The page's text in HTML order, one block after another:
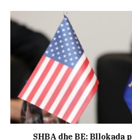
SHBA dhe BE: Bllokada